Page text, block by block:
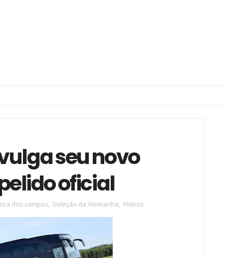
seu novo
oficial
dos campos, Seleção da Alemanha, Vídeos